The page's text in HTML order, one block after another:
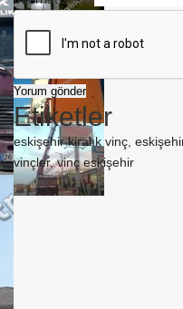
Etiketler
eskişehir kiralık vinç
vinçler,vinç eskişehir